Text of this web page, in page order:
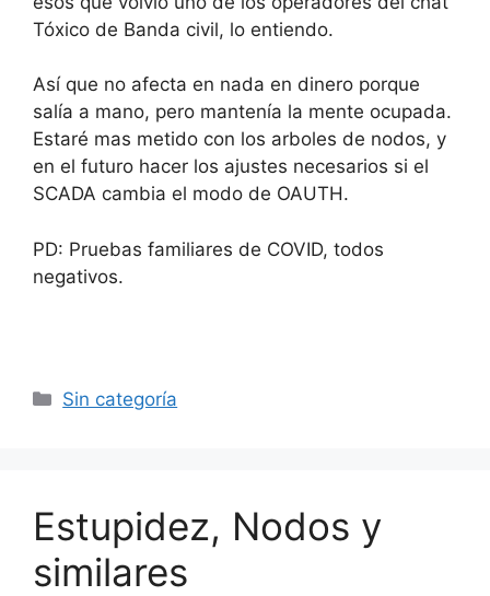
Tóxico de Banda civil, lo entiendo.
Así que no afecta en nada en dinero porque
salía a mano, pero mantenía la mente ocupada.
Estaré mas metido con los arboles de nodos, y
en el futuro hacer los ajustes necesarios si el
SCADA cambia el modo de OAUTH.
PD: Pruebas familiares de COVID, todos
negativos.
Categorías
Sin categoría
Estupidez, Nodos y
similares